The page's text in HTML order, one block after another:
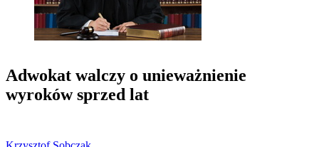
Adwokat walczy o unieważnienie
wyroków sprzed lat